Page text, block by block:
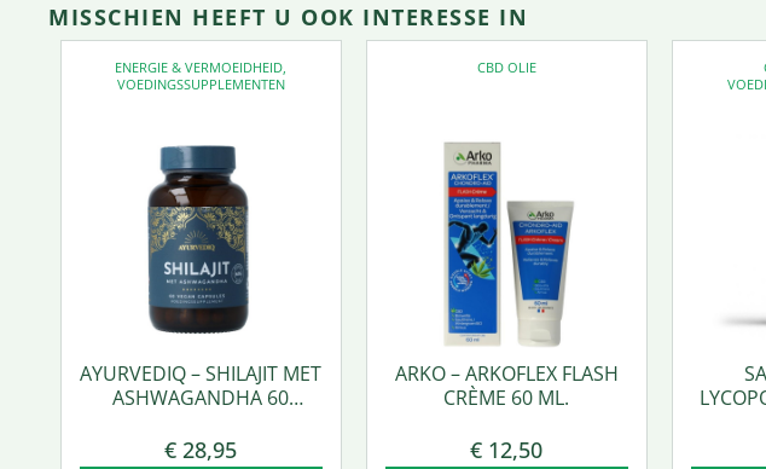
MISSCHIEN HEEFT U OOK INTERESSE IN
ENERGIE & VERMOEIDHEID
VOEDINGSSUPPLEMENTEN
AYURVEDIQ – SHILAJIT MET
ASHWAGANDHA 60
€ 28,95
CBD OLIE
ARKO – ARKOFLEX FLASH
CRÈME 60 ML.
€ 12,50